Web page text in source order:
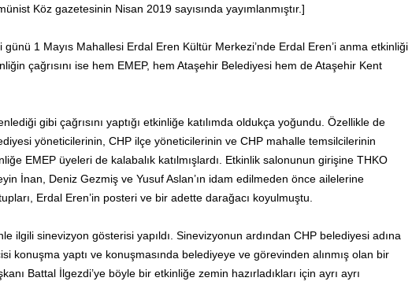
Köz gazetesinin Nisan 2019 sayısında yayımlanmıştır.]
günü 1 Mayıs Mahallesi Erdal Eren Kültür Merkezi’nde Erdal Eren’i anma etkinliği
çağrısını ise hem EMEP, hem Ataşehir Belediyesi hem de Ataşehir Kent
gibi çağrısını yaptığı etkinliğe katılımda oldukça yoğundu. Özellikle de
yöneticilerinin, CHP ilçe yöneticilerinin ve CHP mahalle temsilcilerinin
EMEP üyeleri de kalabalık katılmışlardı. Etkinlik salonunun girişine THKO
İnan, Deniz Gezmiş ve Yusuf Aslan’ın idam edilmeden önce ailelerine
Erdal Eren’in posteri ve bir adette darağacı koyulmuştu.
ilgili sinevizyon gösterisi yapıldı. Sinevizyonun ardından CHP belediyesi adına
konuşma yaptı ve konuşmasında belediyeye ve görevinden alınmış olan bir
Battal İlgezdi’ye böyle bir etkinliğe zemin hazırladıkları için ayrı ayrı